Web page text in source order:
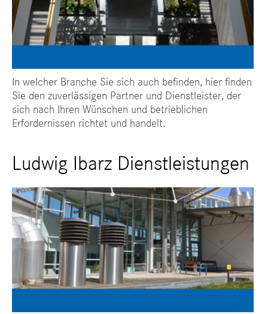
In welcher Branche Sie sich auch befinden, hier finden
Sie den zuverlässigen Partner und Dienstleister, der
sich nach Ihren Wünschen und betrieblichen
Erfordernissen richtet und handelt.
Ludwig Ibarz Dienstleistungen